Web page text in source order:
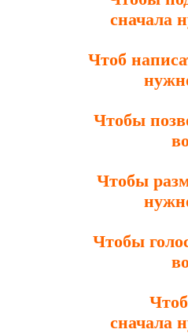
сначала
Чтоб
Чтобы
Чтобы
Чтобы
сначала